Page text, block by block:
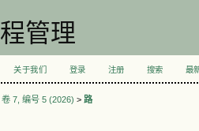
管理
关于我们 登录 注册 搜索 最
卷 7, 编号 5 (2026) > 路